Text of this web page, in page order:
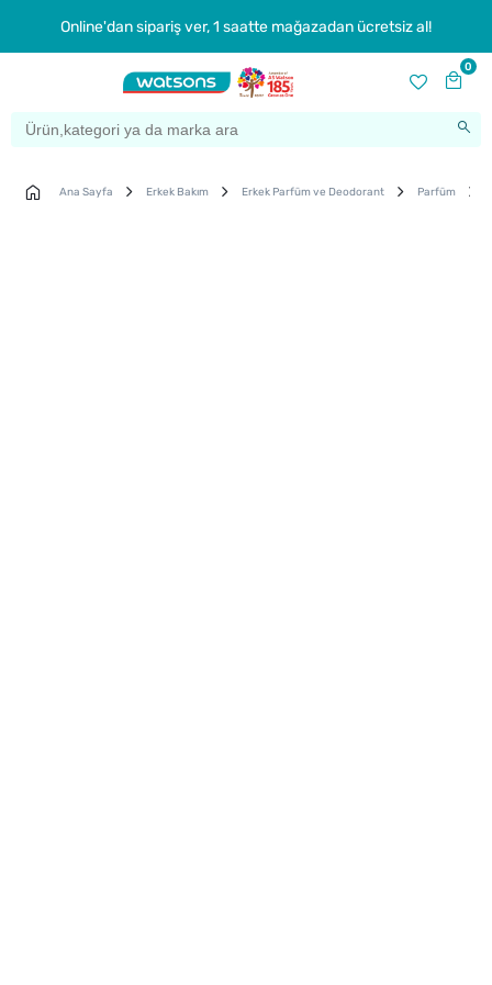
Online'dan sipariş ver, 1 saatte mağazadan ücretsiz al!
0
Ana Sayfa Erkek Bakım Erkek Parfüm ve Deodorant Parfüm